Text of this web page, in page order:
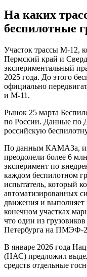
На каких
беспилотные
Участок трассы М-12,
Пермский край и
экспериментальный
2025 года. До этого
официально
и М-11.
Рынок 25 марта
по России. Данные по
российскую
По данным КАМАЗа,
преодолели более 6
эксперимент по
каждом беспилотном
испытатель, который
автоматизированных
движения и выполняет
конечном участках
что один из
Петербурга на ПМЭФ-
В январе 2026 года
(НАС) предложил
средств отдельные